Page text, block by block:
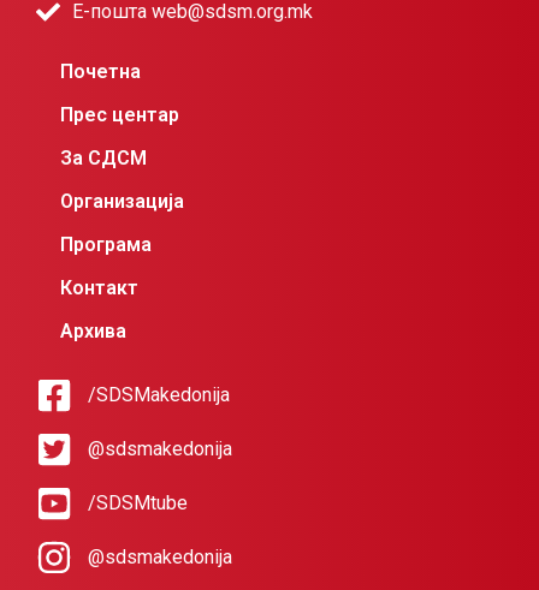
Е-пошта web@sdsm.org.mk
Почетна
Прес центар
За СДСМ
Организација
Програма
Контакт
Архива
/SDSMakedonija
@sdsmakedonija
/SDSMtube
@sdsmakedonija